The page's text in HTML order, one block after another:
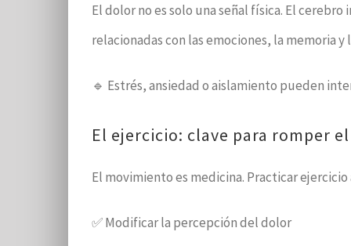
El dolor no es solo una señal física. El
relacionadas con las emociones, la memoria
🔹 Estrés, ansiedad o aislamiento pueden
El ejercicio: clave para romper
El movimiento es medicina. Practicar ejercicio
✅ Modificar la percepción del dolor